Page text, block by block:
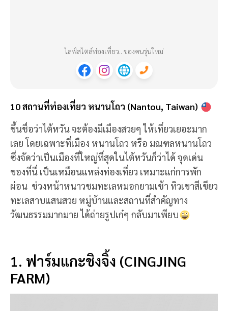
ไลฟ์สไตล์ท่องเที่ยว.. ของคนรุ่นใหม่
10 สถานที่ท่องเที่ยว หนานโถว (Nantou, Taiwan)
ขึ้นชื่อว่าไต้หวัน จะต้องมีเมืองสวยๆ ให้เที่ยวเยอะมาก
เลย โดยเฉพาะที่เมือง หนานโถว หรือ มณฑลหนานโถว
ซึ่งจัดว่าเป็นเมืองที่ใหญ่ที่สุดในไต้หวันก็ว่าได้ จุดเด่น
ของที่นี่ เป็นเหมือนแหล่งท่องเที่ยว เหมาะแก่การพัก
ผ่อน ช่วงหน้าหนาวชมทะเลหมอกยามเช้า ทิวเขาสีเขียว
ทะเลสาบแสนสวย หมู่บ้านและสถานที่สำคัญทาง
วัฒนธรรมมากมาย ได้ถ่ายรูปเก๋ๆ กลับมาเพียบ
1. ฟาร์มแกะชิงจิ้ง (CINGJING
FARM)